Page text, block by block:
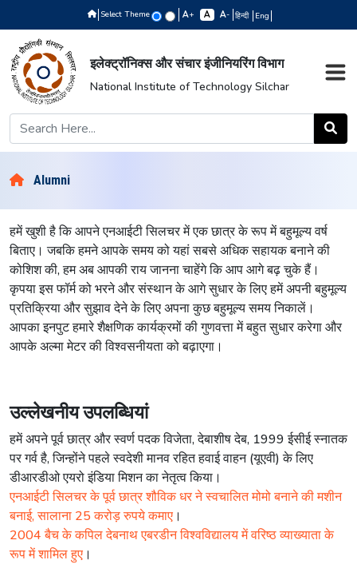
Select Theme + - हिन्दी Eng
इलेक्ट्रॉनिक्स और संचार इंजीनियरिंग विभाग
National Institute of Technology Silchar
Alumni
हमें खुशी है कि आपने एनआईटी सिलचर में एक छात्र के रूप में बहुमूल्य वर्ष
बिताए। जबकि हमने आपके समय को यहां सबसे अधिक सहायक बनाने की
कोशिश की, हम अब आपकी राय जानना चाहेंगे कि आप आगे बढ़ चुके हैं।
कृपया इस फॉर्म को भरने और संस्थान के आगे सुधार के लिए हमें अपनी बहुमूल्य
प्रतिक्रिया और सुझाव देने के लिए अपना कुछ बहुमूल्य समय निकालें।
आपका इनपुट हमारे शैक्षणिक कार्यक्रमों की गुणवत्ता में बहुत सुधार करेगा और
आपके अल्मा मेटर की विश्वसनीयता को बढ़ाएगा।
उल्लेखनीय उपलब्धियां
हमें अपने पूर्व छात्र और स्वर्ण पदक विजेता, देबाशीष देब, 1999 ईसीई स्नातक
पर गर्व है, जिन्होंने पहले स्वदेशी मानव रहित हवाई वाहन (यूएवी) के लिए
डीआरडीओ एयरो इंडिया मिशन का नेतृत्व किया।
एनआईटी सिलचर के पूर्व छात्र शौविक धर ने स्वचालित मोमो बनाने की मशीन
बनाई, सालाना 25 करोड़ रुपये कमाए ।
2004 बैच के कपिल देबनाथ एबरडीन विश्वविद्यालय में वरिष्ठ व्याख्याता के
रूप में शामिल हुए ।